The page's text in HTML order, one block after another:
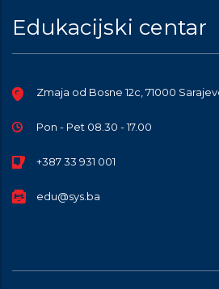
Edukacijski centar
Zmaja od Bosne 12c, 71000
Pon - Pet 08.30 - 17.00
+387 33 931 001
edu@sys.ba